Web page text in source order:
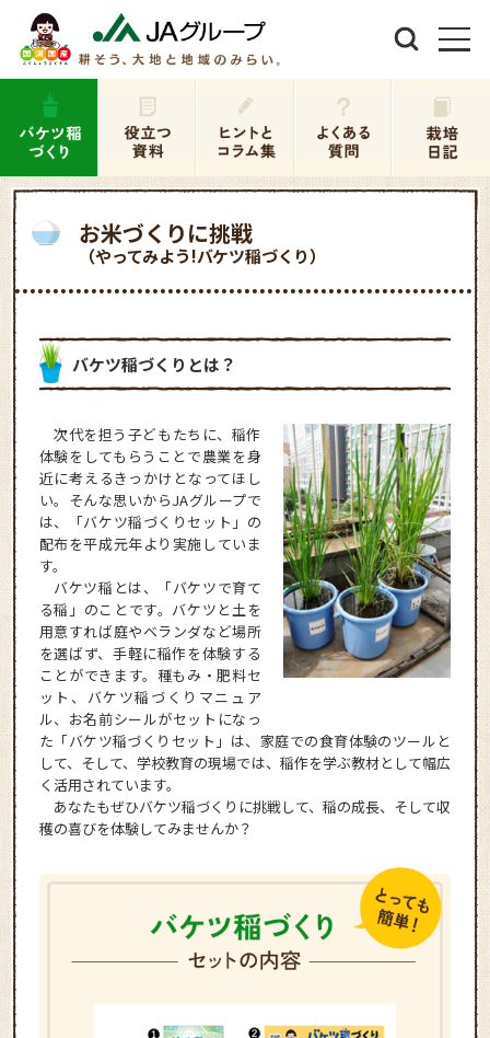
お米づくりに挑戦
（やってみよう!バケツ稲づくり）
バケツ稲づくりとは？
次代を担う子どもたちに、稲作
体験をしてもらうことで農業を身
近に考えるきっかけとなってほし
い。そんな思いからJAグループで
は、「バケツ稲づくりセット」の
配布を平成元年より実施していま
す。
バケツ稲とは、「バケツで育て
る稲」のことです。バケツと土を
用意すれば庭やベランダなど場所
を選ばず、手軽に稲作を体験する
ことができます。種もみ・肥料セ
ット、バケツ稲づくりマニュア
ル、お名前シールがセットになっ
た「バケツ稲づくりセット」は、家庭での食育体験のツールと
して、そして、学校教育の現場では、稲作を学ぶ教材として幅広
く活用されています。
あなたもぜひバケツ稲づくりに挑戦して、稲の成長、そして収
穫の喜びを体験してみませんか？